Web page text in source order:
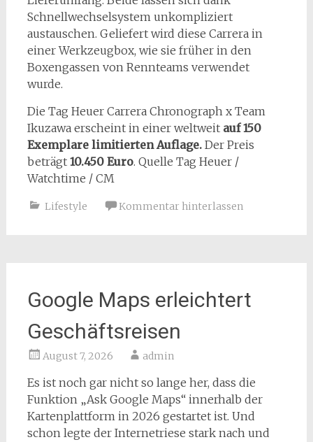
Schnellwechselsystem unkompliziert
austauschen. Geliefert wird diese Carrera in
einer Werkzeugbox, wie sie früher in den
Boxengassen von Rennteams verwendet
wurde.
Die Tag Heuer Carrera Chronograph x Team
Ikuzawa erscheint in einer weltweit auf 150
Exemplare limitierten Auflage.Der Preis
beträgt 10.450 Euro. Quelle Tag Heuer /
Watchtime / CM
Lifestyle Kommentar hinterlassen
Google Maps erleichtert
Geschäftsreisen
August 7, 2026 admin
Es ist noch gar nicht so lange her, dass die
Funktion „Ask Google Maps“ innerhalb der
Kartenplattform in 2026 gestartet ist. Und
schon legte der Internetriese stark nach und